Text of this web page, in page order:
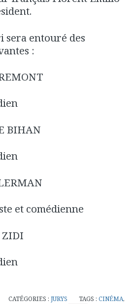
sera entouré des
:
BIHAN
et comédienne
CATÉGORIES :JURYS TAGS :CINÉMA,